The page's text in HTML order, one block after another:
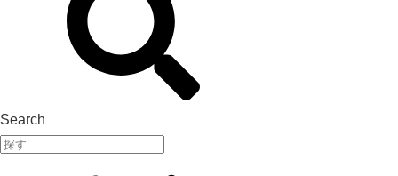
Search